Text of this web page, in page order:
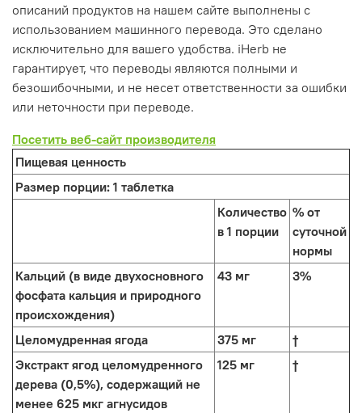
описаний продуктов на нашем сайте выполнены с
использованием машинного перевода. Это сделано
исключительно для вашего удобства. iHerb не
гарантирует, что переводы являются полными и
безошибочными, и не несет ответственности за ошибки
или неточности при переводе.
Посетить веб-сайт производителя
Пищевая ценность
Размер порции: 1 таблетка
Количество
в 1 порции
% от
суточной
нормы
Кальций (в виде двухосновного
фосфата кальция и природного
происхождения)
43 мг 3%
Целомудренная ягода 375 мг
†
Экстракт ягод целомудренного
дерева (0,5%), содержащий не
менее 625 мкг агнусидов
125 мг †